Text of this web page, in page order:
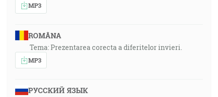
MP3
ROMÂNA
Tema: Prezentarea corecta a diferitelor invieri.
MP3
РУССКИЙ ЯЗЫК